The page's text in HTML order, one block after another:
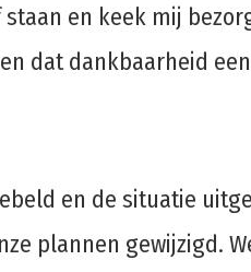
​​en keek mij
dat dankbaarheid
en de situatie
plannen gewijzigd.